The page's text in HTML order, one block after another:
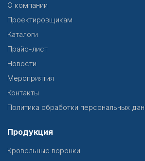
О компании
Проектировщикам
Каталоги
Прайс-лист
Новости
Мероприятия
Контакты
Политика обработки персональных
Продукция
Кровельные воронки